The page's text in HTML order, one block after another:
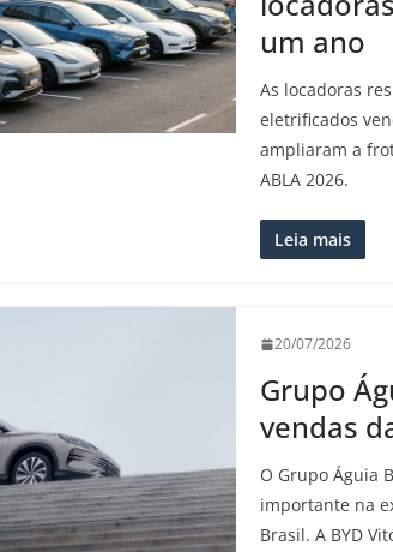
um ano
As locadoras
eletrificados
ampliaram a
ABLA 2026.
Leia mais
20/07/2026
Grupo
vendas
O Grupo Águia
importante na
Brasil. A BYD